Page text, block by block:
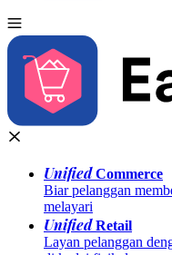
UnifiedCommerce
Biar pelanggan
melayari
UnifiedRetail
Layan pelanggan